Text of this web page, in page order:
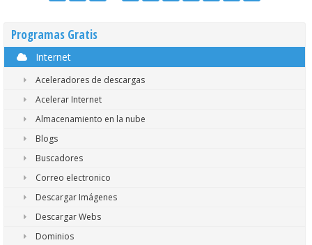
Programas Gratis
Internet
Aceleradores de descargas
Acelerar Internet
Almacenamiento en la nube
Blogs
Buscadores
Correo electronico
Descargar Imágenes
Descargar Webs
Dominios